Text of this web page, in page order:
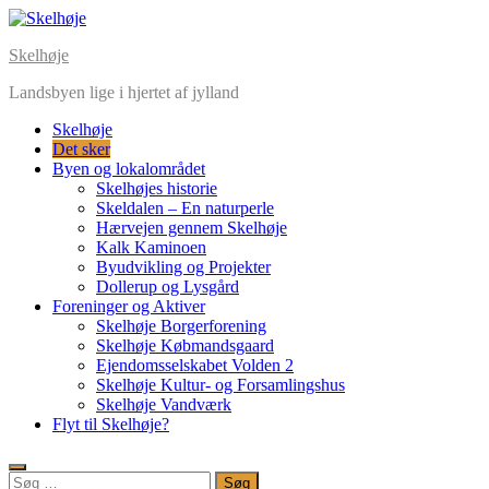
Skip
content
Skelhøje
Landsbyen lige i hjertet af jylland
Skelhøje
Det sker
Byen og lokalområdet
Skelhøjes historie
Skeldalen – En naturperle
Hærvejen gennem Skelhøje
Kalk Kaminoen
Byudvikling og Projekter
Dollerup og Lysgård
Foreninger og Aktiver
Skelhøje Borgerforening
Skelhøje Købmandsgaard
Ejendomsselskabet Volden 2
Skelhøje Kultur- og Forsamlingshus
Skelhøje Vandværk
Flyt til Skelhøje?
Søg